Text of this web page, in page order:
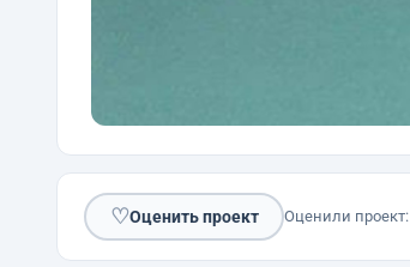
♡Оценить проект Оценили проект: